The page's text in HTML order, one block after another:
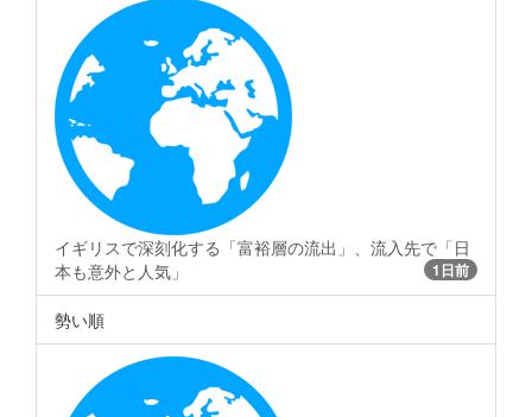
イギリスで深刻化する「富裕層の流出」、流入先で「日
本も意外と人気」
1日前
勢い順